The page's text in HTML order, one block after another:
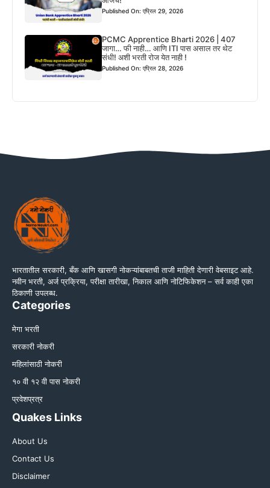
Published On: एप्रिल 29, 2026
PCMC Apprentice Bharti 2026 | 407
जागा… फी नाही… आणि ITI पास असाल तर थेट
संधी! अशी भरती रोज येत नाही !
Published On: एप्रिल 28, 2026
भारतातील सरकारी, बँक आणि खासगी नोकऱ्यांबाबतची ताजी माहिती देणारी वेबसाइट आहे.
नवीन भरती, अर्ज प्रक्रिया, परीक्षा तारीखा, निकाल आणि नोटिफिकेशन – सर्व काही एका
ठिकाणी उपलब्ध.
Categories
मेगा भरती
सरकारी नोकरी
महिलांसाठी नोकरी
१० वी १२ वी पास नोकरी
प्रवेशप्रत्र
Quakes Links
About Us
Contact Us
Disclaimer